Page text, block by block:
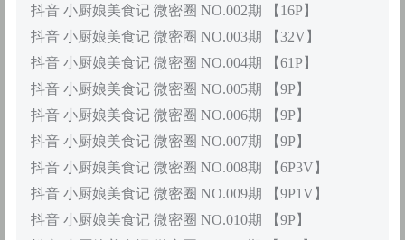
抖音 小厨娘美食记 微密圈 NO.002期 【16P】
抖音 小厨娘美食记 微密圈 NO.003期 【32V】
抖音 小厨娘美食记 微密圈 NO.004期 【61P】
抖音 小厨娘美食记 微密圈 NO.005期 【9P】
抖音 小厨娘美食记 微密圈 NO.006期 【9P】
抖音 小厨娘美食记 微密圈 NO.007期 【9P】
抖音 小厨娘美食记 微密圈 NO.008期 【6P3V】
抖音 小厨娘美食记 微密圈 NO.009期 【9P1V】
抖音 小厨娘美食记 微密圈 NO.010期 【9P】